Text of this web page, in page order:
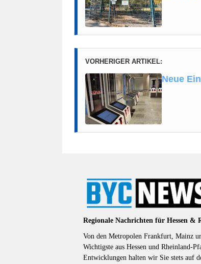
VORHERIGER ARTIKEL:
Neue
Regionale Nachrichten für Hessen &
Von den Metropolen Frankfurt, Mainz
Wichtigste aus Hessen und Rheinland-
Entwicklungen halten wir Sie stets auf